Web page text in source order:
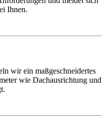
Ihnen.
wir ein maßgeschneidertes
wie Dachausrichtung und